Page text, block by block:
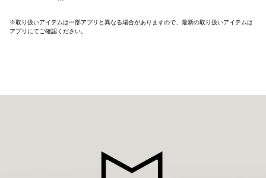
※取り扱いアイテムは一部アプリと異なる場合がありますので、最新の取り扱いアイテムは
アプリにてご確認ください。